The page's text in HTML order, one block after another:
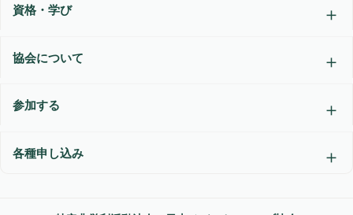
資格・学び
協会について
参加する
各種申し込み